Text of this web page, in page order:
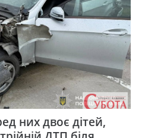
них двоє дітей,